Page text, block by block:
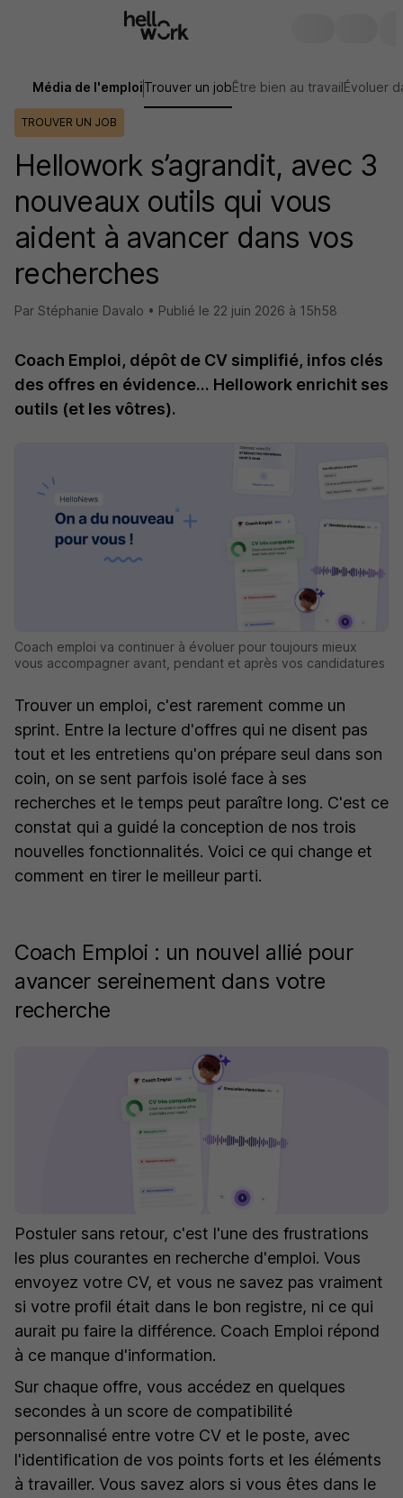
Média de l'emploiTrouver un jobÊtre bien au travailÉvoluer
TROUVER UN JOB
Hellowork s’agrandit, avec 3
nouveaux outils qui vous
aident à avancer dans vos
recherches
Par Stéphanie Davalo • Publié le 22 juin 2026 à 15h58
Coach Emploi, dépôt de CV simplifié, infos clés
des offres en évidence… Hellowork enrichit ses
outils (et les vôtres).
Coach emploi va continuer à évoluer pour toujours mieux
vous accompagner avant, pendant et après vos candidatures
Trouver un emploi, c'est rarement comme un
sprint. Entre la lecture d'offres qui ne disent pas
tout et les entretiens qu'on prépare seul dans son
coin, on se sent parfois isolé face à ses
recherches et le temps peut paraître long. C'est ce
constat qui a guidé la conception de nos trois
nouvelles fonctionnalités. Voici ce qui change et
comment en tirer le meilleur parti.
Coach Emploi : un nouvel allié pour
avancer sereinement dans votre
recherche
Postuler sans retour, c'est l'une des frustrations
les plus courantes en recherche d'emploi. Vous
envoyez votre CV, et vous ne savez pas vraiment
si votre profil était dans le bon registre, ni ce qui
aurait pu faire la différence. Coach Emploi répond
à ce manque d'information.
Sur chaque offre, vous accédez en quelques
secondes à un score de compatibilité
personnalisé entre votre CV et le poste, avec
l'identification de vos points forts et les éléments
à travailler. Vous savez alors si vous êtes dans le